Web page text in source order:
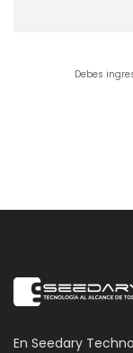
Debes
En Seedary